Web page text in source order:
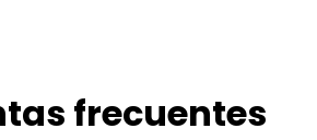
frecuentes